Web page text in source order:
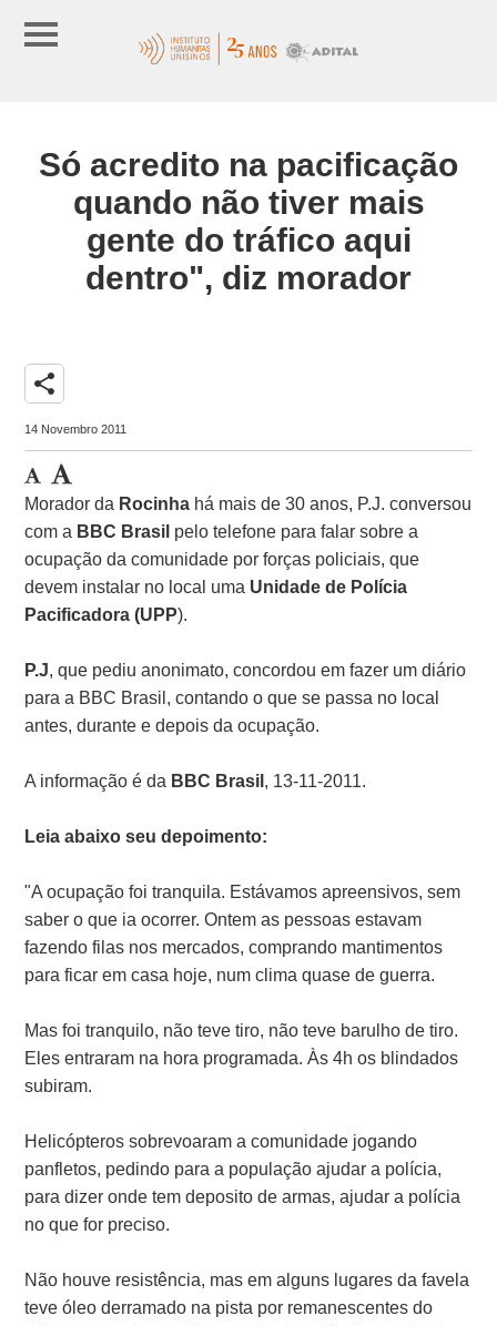
Só acredito na pacificação
quando não tiver mais
gente do tráfico aqui
dentro", diz morador
share
14 Novembro 2011
Morador da Rocinha há mais de 30 anos, P.J. conversou
com a BBC Brasil pelo telefone para falar sobre a
ocupação da comunidade por forças policiais, que
devem instalar no local uma Unidade de Polícia
Pacificadora (UPP).
P.J, que pediu anonimato, concordou em fazer um diário
para a BBC Brasil, contando o que se passa no local
antes, durante e depois da ocupação.
A informação é da BBC Brasil , 13-11-2011.
Leia abaixo seu depoimento:
"A ocupação foi tranquila. Estávamos apreensivos, sem
saber o que ia ocorrer. Ontem as pessoas estavam
fazendo filas nos mercados, comprando mantimentos
para ficar em casa hoje, num clima quase de guerra.
Mas foi tranquilo, não teve tiro, não teve barulho de tiro.
Eles entraram na hora programada. Às 4h os blindados
subiram.
Helicópteros sobrevoaram a comunidade jogando
panfletos, pedindo para a população ajudar a polícia,
para dizer onde tem deposito de armas, ajudar a polícia
no que for preciso.
Não houve resistência, mas em alguns lugares da favela
teve óleo derramado na pista por remanescentes do